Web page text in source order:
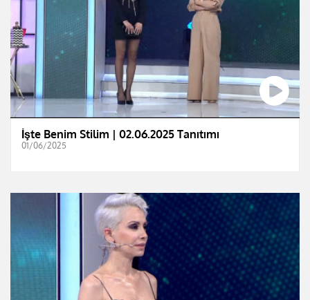
İşte Benim Stilim | 02.06.2025 Tanıtımı
01/06/2025